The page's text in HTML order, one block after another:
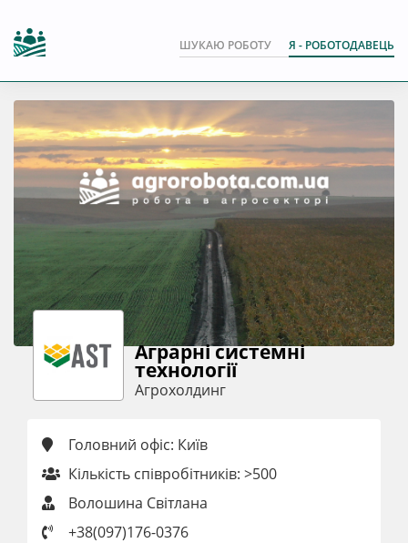
ШУКАЮ РОБОТУ Я - РОБОТОДАВЕЦЬ
Аграрні системні
технології
Агрохолдинг
Головний офіс: Київ
Кількість співробітників: >500
Волошина Світлана
+38(097)176-0376